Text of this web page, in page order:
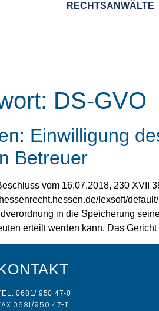
RECHTSANWÄLTE
DS-GVO
Einwilligung
Betreuer
vom 16.07.2018, 230 XVII
lexsoft/
in die Speicherung
erteilt werden kann. Das
0681/ 950 47-0
0681/950 47-11